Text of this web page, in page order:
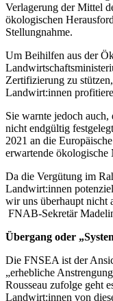
Verlagerung der Mittel
ökologischen
Stellungnahme.
Um Beihilfen aus der
Zertifizierung zu
Landwirt:innen
Sie warnte jedoch auch,
nicht endgültig
2021 an die
erwartende ökologische
Da die Vergütung im
Landwirt:innen
wir uns überhaupt nicht
FNAB-Sekretär
Übergang oder
Die FNSEA ist der
„erhebliche
Rousseau zufolge geht
Landwirt:innen von